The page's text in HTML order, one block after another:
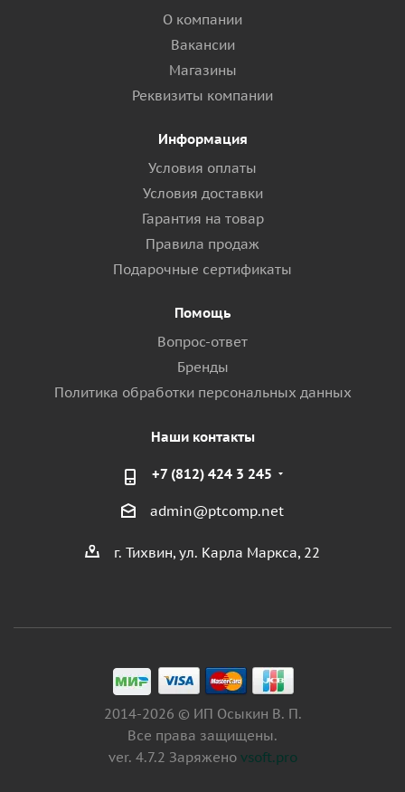
О компании
Вакансии
Магазины
Реквизиты компании
Информация
Условия оплаты
Условия доставки
Гарантия на товар
Правила продаж
Подарочные сертификаты
Помощь
Вопрос-ответ
Бренды
Политика обработки персональных данных
Наши контакты
+7 (812) 424 3 245
admin@ptcomp.net
г. Тихвин, ул. Карла Маркса, 22
2014-2026 © ИП Осыкин В. П.
Все права защищены.
ver. 4.7.2 Заряжено vsoft.pro